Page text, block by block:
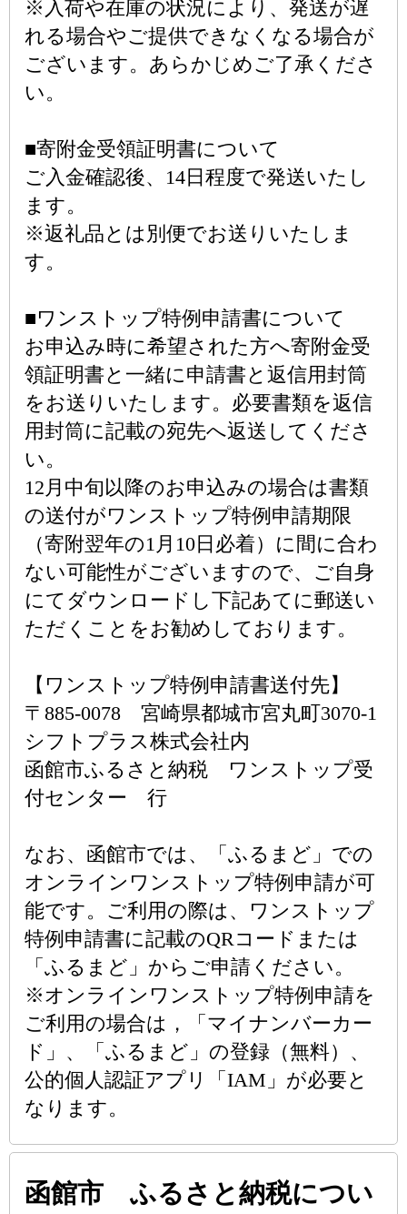
※入荷や在庫の状況により、発送が遅
れる場合やご提供できなくなる場合が
ございます。あらかじめご了承くださ
い。
■寄附金受領証明書について
ご入金確認後、14日程度で発送いたし
ます。
※返礼品とは別便でお送りいたしま
す。
■ワンストップ特例申請書について
お申込み時に希望された方へ寄附金受
領証明書と一緒に申請書と返信用封筒
をお送りいたします。必要書類を返信
用封筒に記載の宛先へ返送してくださ
い。
12月中旬以降のお申込みの場合は書類
の送付がワンストップ特例申請期限
（寄附翌年の1月10日必着）に間に合わ
ない可能性がございますので、ご自身
にてダウンロードし下記あてに郵送い
ただくことをお勧めしております。
【ワンストップ特例申請書送付先】
〒885-0078 宮崎県都城市宮丸町3070-1
シフトプラス株式会社内
函館市ふるさと納税 ワンストップ受
付センター 行
なお、函館市では、「ふるまど」での
オンラインワンストップ特例申請が可
能です。ご利用の際は、ワンストップ
特例申請書に記載のQRコードまたは
「ふるまど」からご申請ください。
※オンラインワンストップ特例申請を
ご利用の場合は，「マイナンバーカー
ド」、「ふるまど」の登録（無料）、
公的個人認証アプリ「IAM」が必要と
なります。
函館市 ふるさと納税につい